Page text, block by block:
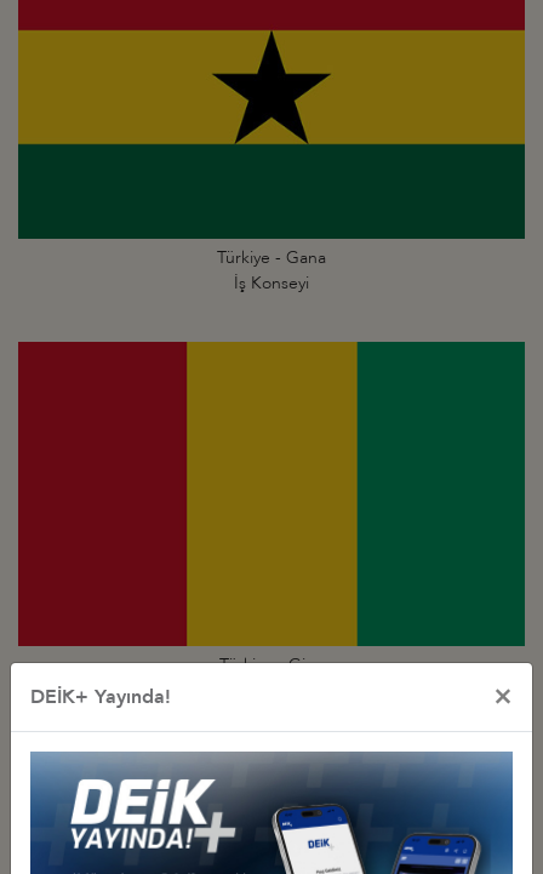
Türkiye - Gana
İş Konseyi
Türkiye - Gine
DEİK+ Yayında! ×